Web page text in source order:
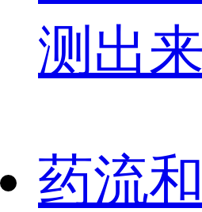
测出来
药流